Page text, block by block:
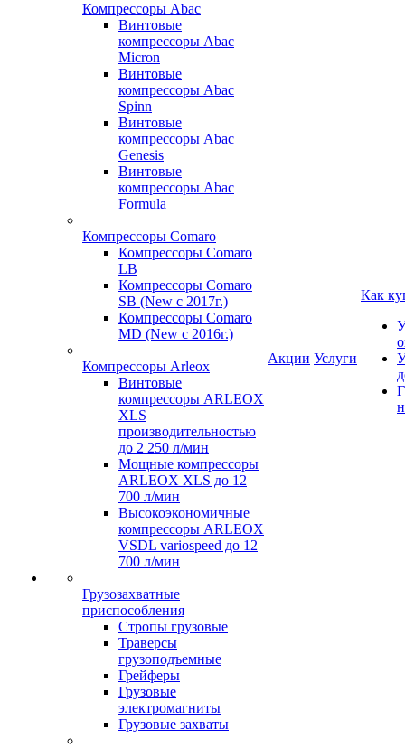
Компрессоры Abac
Винтовые
компрессоры Abac
Micron
Винтовые
компрессоры Abac
Spinn
Винтовые
компрессоры Abac
Genesis
Винтовые
компрессоры Abac
Formula
Компрессоры Comaro
Компрессоры Comaro
LB
Компрессоры Comaro
SB (New с 2017г.)
Компрессоры Comaro
MD (New с 2016г.)
Компрессоры Arleox
Винтовые
компрессоры ARLEOX
XLS
производительностью
до 2 250 л/мин
Мощные компрессоры
ARLEOX XLS до 12
700 л/мин
Высокоэкономичные
компрессоры ARLEOX
VSDL variospeed до 12
700 л/мин
Грузозахватные
приспособления
Стропы грузовые
Траверсы
грузоподъемные
Грейферы
Грузовые
электромагниты
Грузовые захваты
Акции Услуги
Как